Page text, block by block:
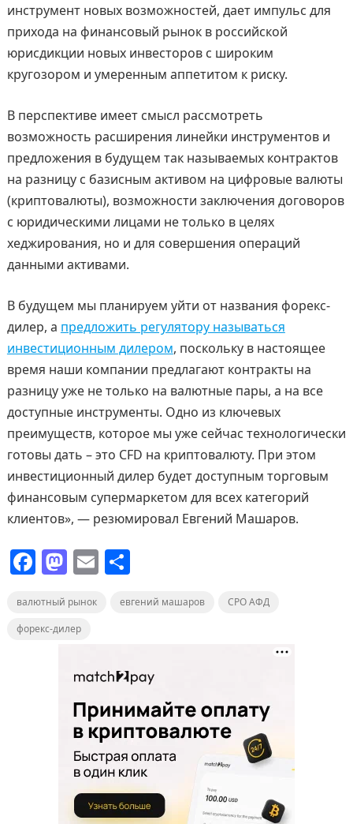
инструмент новых возможностей, дает импульс для
прихода на финансовый рынок в российской
юрисдикции новых инвесторов с широким
кругозором и умеренным аппетитом к риску.
В перспективе имеет смысл рассмотреть
возможность расширения линейки инструментов и
предложения в будущем так называемых контрактов
на разницу с базисным активом на цифровые валюты
(криптовалюты), возможности заключения договоров
с юридическими лицами не только в целях
хеджирования, но и для совершения операций
данными активами.
В будущем мы планируем уйти от названия форекс-
дилер, а предложить регулятору называться
инвестиционным дилером, поскольку в настоящее
время наши компании предлагают контракты на
разницу уже не только на валютные пары, а на все
доступные инструменты. Одно из ключевых
преимуществ, которое мы уже сейчас технологически
готовы дать – это CFD на криптовалюту. При этом
инвестиционный дилер будет доступным торговым
финансовым супермаркетом для всех категорий
клиентов», — резюмировал Евгений Машаров.
F
c
e
M
st
o
o
n
E О
п
в
и
т
ь
валютный рынок евгений машаров
СРО АФД
форекс-дилер